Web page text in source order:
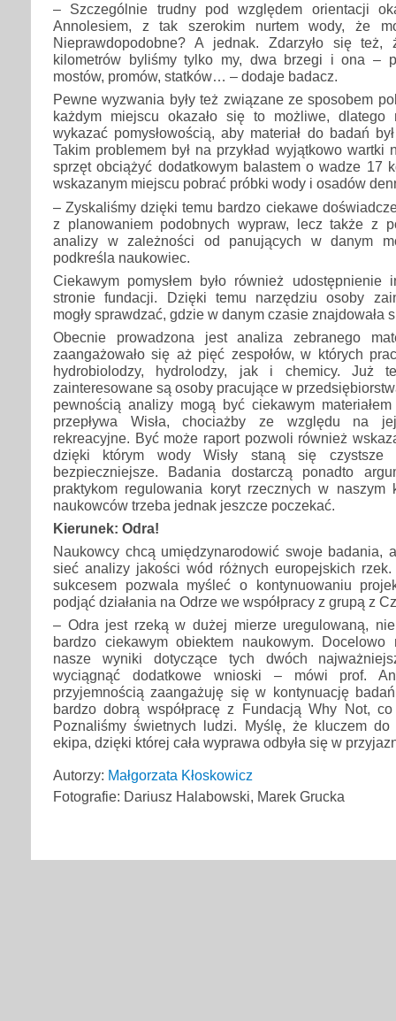
– Szczególnie trudny pod względem orientacji
Annolesiem, z tak szerokim nurtem wody, że
Nieprawdopodobne? A jednak. Zdarzyło się też,
kilometrów byliśmy tylko my, dwa brzegi i ona –
mostów, promów, statków… – dodaje badacz.
Pewne wyzwania były też związane ze sposobem
każdym miejscu okazało się to możliwe, dlatego
wykazać pomysłowością, aby materiał do badań
Takim problemem był na przykład wyjątkowo wartki
sprzęt obciążyć dodatkowym balastem o wadze 17
wskazanym miejscu pobrać próbki wody i osadów
– Zyskaliśmy dzięki temu bardzo ciekawe
z planowaniem podobnych wypraw, lecz także z
analizy w zależności od panujących w danym
podkreśla naukowiec.
Ciekawym pomysłem było również udostępnienie
stronie fundacji. Dzięki temu narzędziu osoby
mogły sprawdzać, gdzie w danym czasie znajdowała
Obecnie prowadzona jest analiza zebranego
zaangażowało się aż pięć zespołów, w których
hydrobiolodzy, hydrolodzy, jak i chemicy. Już
zainteresowane są osoby pracujące w
pewnością analizy mogą być ciekawym
przepływa Wisła, chociażby ze względu na
rekreacyjne. Być może raport pozwoli również
dzięki którym wody Wisły staną się
bezpieczniejsze. Badania dostarczą ponadto
praktykom regulowania koryt rzecznych w naszym
naukowców trzeba jednak jeszcze poczekać.
Kierunek: Odra!
Naukowcy chcą umiędzynarodowić swoje badania,
sieć analizy jakości wód różnych europejskich
sukcesem pozwala myśleć o kontynuowaniu
podjąć działania na Odrze we współpracy z grupą z
– Odra jest rzeką w dużej mierze uregulowaną,
bardzo ciekawym obiektem naukowym. Docelowo
nasze wyniki dotyczące tych dwóch
wyciągnąć dodatkowe wnioski – mówi prof.
przyjemnością zaangażuję się w kontynuację
bardzo dobrą współpracę z Fundacją Why Not, co
Poznaliśmy świetnych ludzi. Myślę, że kluczem do
ekipa, dzięki której cała wyprawa odbyła się w
Autorzy: Małgorzata Kłoskowicz
Fotografie: Dariusz Halabowski, Marek Grucka